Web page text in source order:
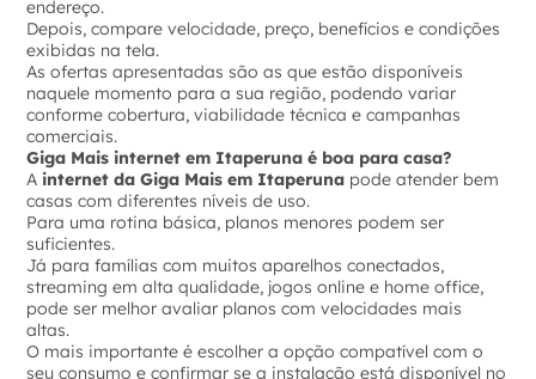
endereço.
Depois, compare velocidade, preço, benefícios e condições
exibidas na tela.
As ofertas apresentadas são as que estão disponíveis
naquele momento para a sua região, podendo variar
conforme cobertura, viabilidade técnica e campanhas
comerciais.
Giga Mais internet em Itaperuna é boa para casa?
A internet da Giga Mais em Itaperuna pode atender bem
casas com diferentes níveis de uso.
Para uma rotina básica, planos menores podem ser
suficientes.
Já para famílias com muitos aparelhos conectados,
streaming em alta qualidade, jogos online e home office,
pode ser melhor avaliar planos com velocidades mais
altas.
O mais importante é escolher a opção compatível com o
seu consumo e confirmar se a instalação está disponível no